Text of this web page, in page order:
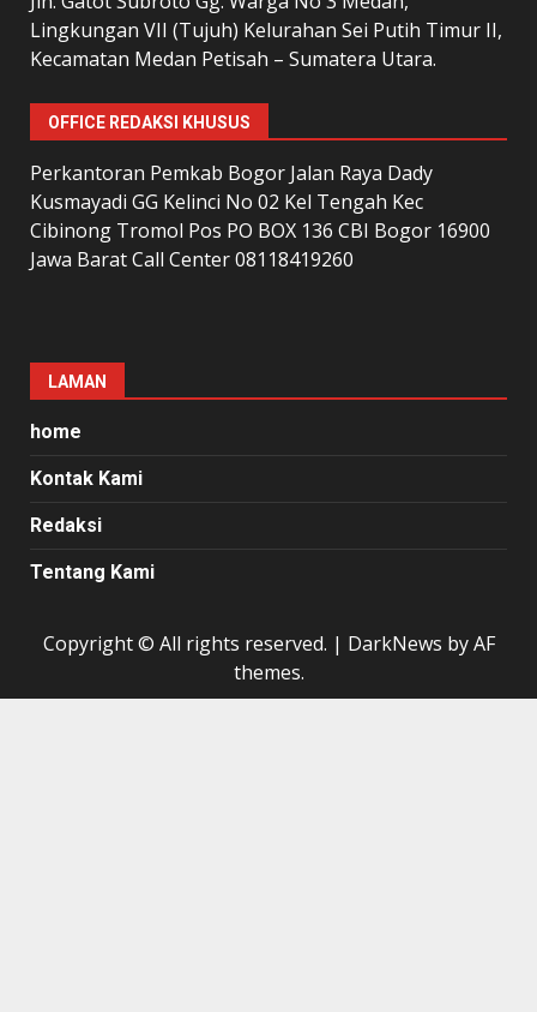
Lingkungan VII (Tujuh) Kelurahan Sei Putih Timur II,
Kecamatan Medan Petisah – Sumatera Utara.
OFFICE REDAKSI KHUSUS
Perkantoran Pemkab Bogor Jalan Raya Dady
Kusmayadi GG Kelinci No 02 Kel Tengah Kec
Cibinong Tromol Pos PO BOX 136 CBI Bogor 16900
Jawa Barat Call Center 08118419260
LAMAN
home
Kontak Kami
Redaksi
Tentang Kami
Copyright © All rights reserved. | DarkNews by AF
themes.